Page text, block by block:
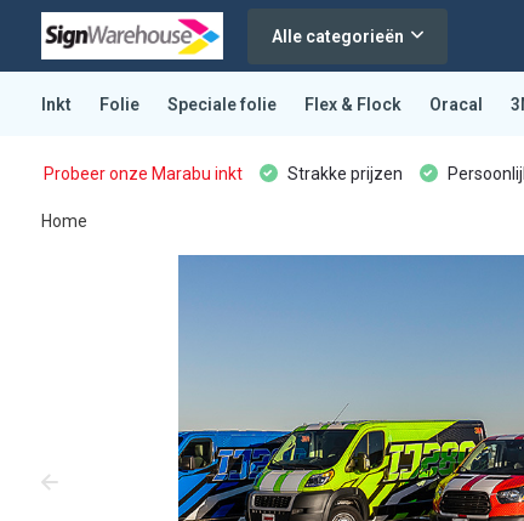
Alle categorieën
Inkt Folie Speciale folie Flex & Flock Oracal
Probeer onze Marabu inkt Strakke prijzen
Home